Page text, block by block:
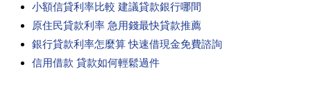
小額信貸利率比較 建議貸款銀行哪間
原住民貸款利率 急用錢最快貸款推薦
銀行貸款利率怎麼算 快速借現金免費諮詢
信用借款 貸款如何輕鬆過件